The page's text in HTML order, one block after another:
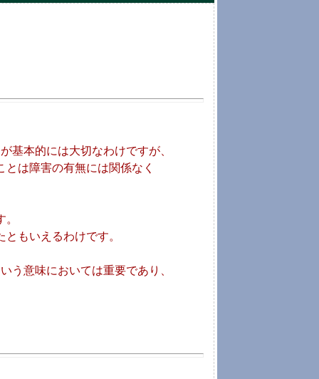
基本的には大切なわけですが、
は障害の有無には関係なく
もいえるわけです。
う意味においては重要であり、